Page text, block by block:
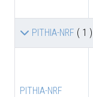
PITHIA-NRF ( 1 )
PITHIA-NRF